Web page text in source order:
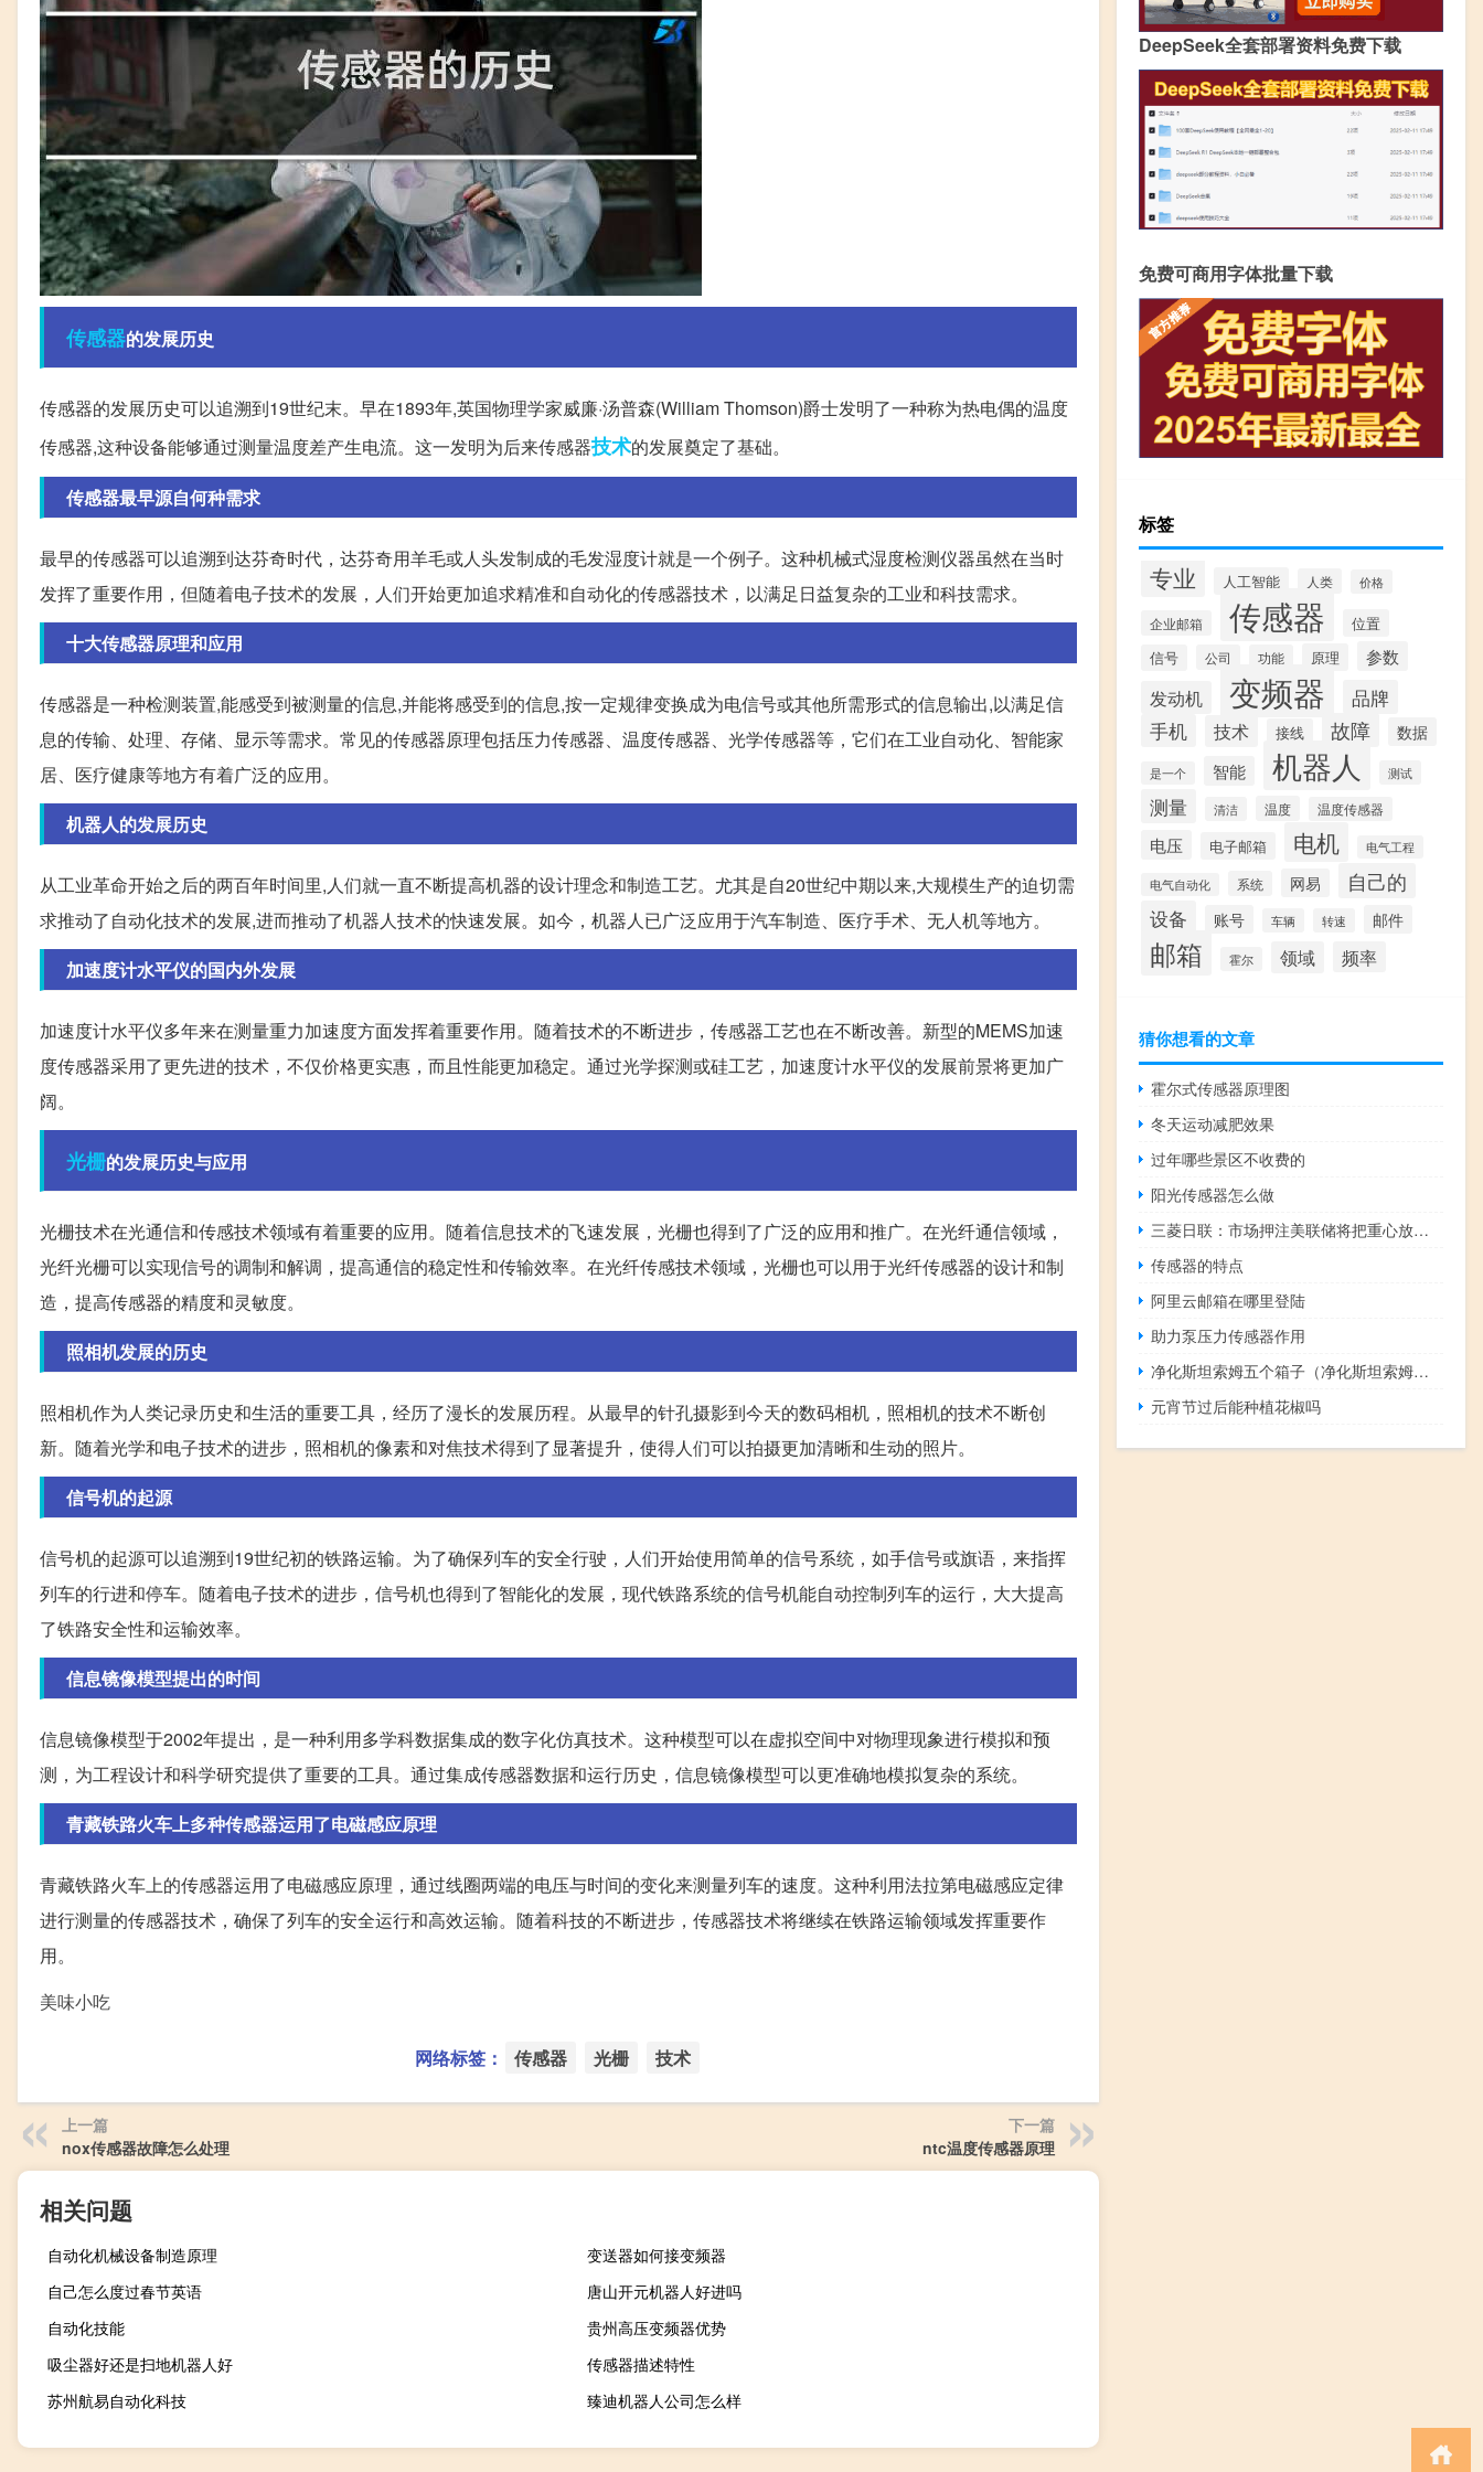
传感器的发展历史
传感器的发展历史可以追溯到19世纪末。早在1893年,英国物理学家威廉·汤普森(William Thomson)爵士发明了一种称为热电偶的温度
传感器,这种设备能够通过测量温度差产生电流。这一发明为后来传感器技术的发展奠定了基础。
传感器最早源自何种需求
最早的传感器可以追溯到达芬奇时代，达芬奇用羊毛或人头发制成的毛发湿度计就是一个例子。这种机械式湿度检测仪器虽然在当时
发挥了重要作用，但随着电子技术的发展，人们开始更加追求精准和自动化的传感器技术，以满足日益复杂的工业和科技需求。
十大传感器原理和应用
传感器是一种检测装置,能感受到被测量的信息,并能将感受到的信息,按一定规律变换成为电信号或其他所需形式的信息输出,以满足信
息的传输、处理、存储、显示等需求。常见的传感器原理包括压力传感器、温度传感器、光学传感器等，它们在工业自动化、智能家
居、医疗健康等地方有着广泛的应用。
机器人的发展历史
从工业革命开始之后的两百年时间里,人们就一直不断提高机器的设计理念和制造工艺。尤其是自20世纪中期以来,大规模生产的迫切需
求推动了自动化技术的发展,进而推动了机器人技术的快速发展。如今，机器人已广泛应用于汽车制造、医疗手术、无人机等地方。
加速度计水平仪的国内外发展
加速度计水平仪多年来在测量重力加速度方面发挥着重要作用。随着技术的不断进步，传感器工艺也在不断改善。新型的MEMS加速
度传感器采用了更先进的技术，不仅价格更实惠，而且性能更加稳定。通过光学探测或硅工艺，加速度计水平仪的发展前景将更加广
阔。
光栅的发展历史与应用
光栅技术在光通信和传感技术领域有着重要的应用。随着信息技术的飞速发展，光栅也得到了广泛的应用和推广。在光纤通信领域，
光纤光栅可以实现信号的调制和解调，提高通信的稳定性和传输效率。在光纤传感技术领域，光栅也可以用于光纤传感器的设计和制
造，提高传感器的精度和灵敏度。
照相机发展的历史
照相机作为人类记录历史和生活的重要工具，经历了漫长的发展历程。从最早的针孔摄影到今天的数码相机，照相机的技术不断创
新。随着光学和电子技术的进步，照相机的像素和对焦技术得到了显著提升，使得人们可以拍摄更加清晰和生动的照片。
信号机的起源
信号机的起源可以追溯到19世纪初的铁路运输。为了确保列车的安全行驶，人们开始使用简单的信号系统，如手信号或旗语，来指挥
列车的行进和停车。随着电子技术的进步，信号机也得到了智能化的发展，现代铁路系统的信号机能自动控制列车的运行，大大提高
了铁路安全性和运输效率。
信息镜像模型提出的时间
信息镜像模型于2002年提出，是一种利用多学科数据集成的数字化仿真技术。这种模型可以在虚拟空间中对物理现象进行模拟和预
测，为工程设计和科学研究提供了重要的工具。通过集成传感器数据和运行历史，信息镜像模型可以更准确地模拟复杂的系统。
青藏铁路火车上多种传感器运用了电磁感应原理
青藏铁路火车上的传感器运用了电磁感应原理，通过线圈两端的电压与时间的变化来测量列车的速度。这种利用法拉第电磁感应定律
进行测量的传感器技术，确保了列车的安全运行和高效运输。随着科技的不断进步，传感器技术将继续在铁路运输领域发挥重要作
用。
美味小吃
网络标签： 传感器 光栅 技术
上一篇
nox传感器故障怎么处理
下一篇
ntc温度传感器原理
相关问题
自动化机械设备制造原理
变送器如何接变频器
自己怎么度过春节英语
唐山开元机器人好进吗
自动化技能
贵州高压变频器优势
吸尘器好还是扫地机器人好
传感器描述特性
苏州航易自动化科技
臻迪机器人公司怎么样
DeepSeek全套部署资料免费下载
免费可商用字体批量下载
标签
专业 人工智能 人类 价格
企业邮箱 传感器 位置
信号 公司 功能 原理 参数
发动机 变频器 品牌
手机 技术 接线 故障 数据
是一个 智能 机器人 测试
测量 清洁 温度 温度传感器
电压 电子邮箱 电机 电气工程
电气自动化 系统 网易 自己的
设备 账号 车辆 转速 邮件
邮箱 霍尔 领域 频率
猜你想看的文章
霍尔式传感器原理图
冬天运动减肥效果
过年哪些景区不收费的
阳光传感器怎么做
三菱日联：市场押注美联储将把重心放在核心通胀下降之上美元下跌
传感器的特点
阿里云邮箱在哪里登陆
助力泵压力传感器作用
净化斯坦索姆五个箱子（净化斯坦索姆在哪）
元宵节过后能种植花椒吗